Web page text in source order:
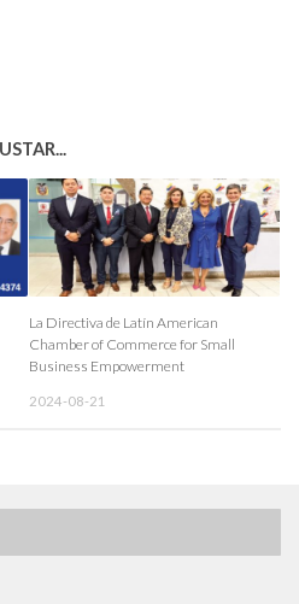
La Directiva de Latín American
Chamber of Commerce for Small
Business Empowerment
2024-08-21